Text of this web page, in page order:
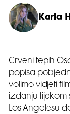
Karla
Crveni tepih
popisa
volimo vidjeti
izdanju tijekom
Los Angelesu